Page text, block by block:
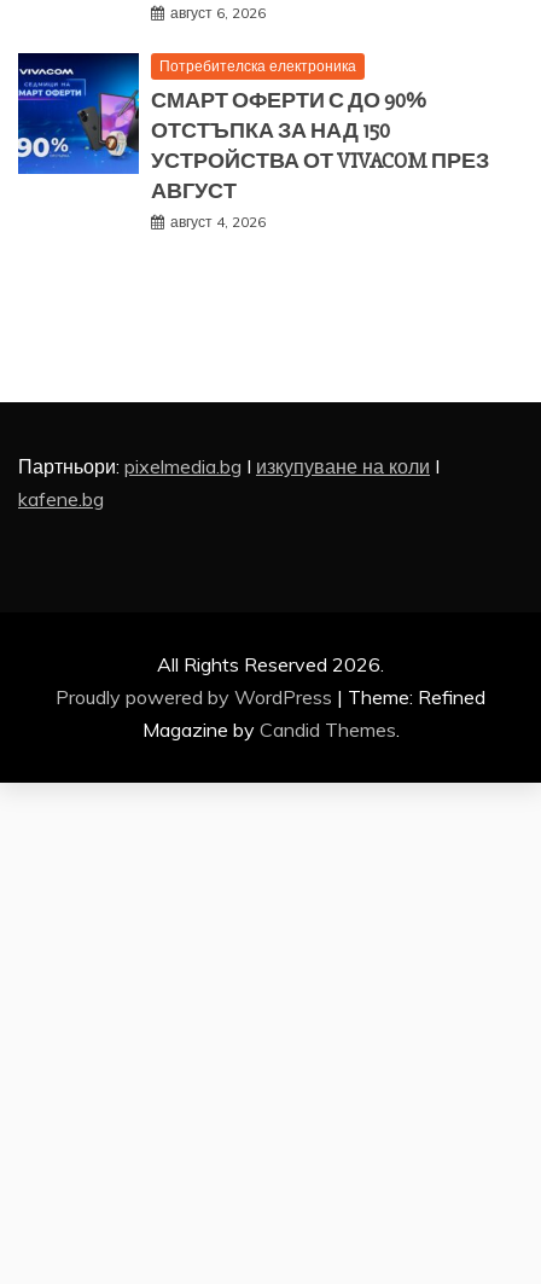
август 6, 2026
Потребителска електроника
СМАРТ ОФЕРТИ С ДО 90%
ОТСТЪПКА ЗА НАД 150
УСТРОЙСТВА ОТ VIVACOM ПРЕЗ
АВГУСТ
август 4, 2026
Партньори: pixelmedia.bg I изкупуване на коли I
kafene.bg
All Rights Reserved 2026.
Proudly powered by WordPress | Theme: Refined
Magazine by Candid Themes